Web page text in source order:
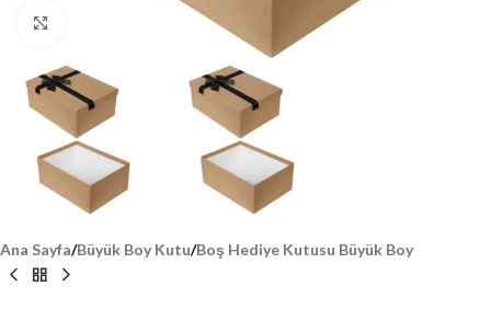
Ana Sayfa/Büyük Boy Kutu/Boş Hediye Kutusu Büyük Boy